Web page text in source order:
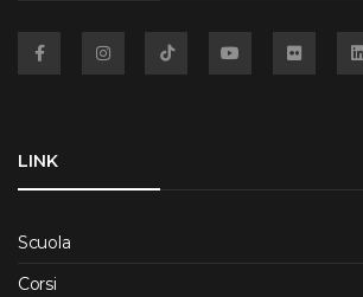
LINK
Scuola
Corsi